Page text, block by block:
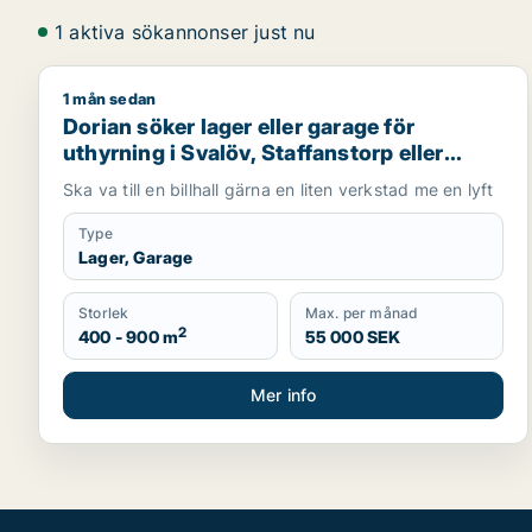
1 aktiva sökannonser just nu
Dorian söker lager eller garage för uthyrning i
1 mån sedan
Dorian söker lager eller garage för
uthyrning i Svalöv, Staffanstorp eller
Burlöv m.fl.
Ska va till en billhall gärna en liten verkstad me en lyft
Type
Lager, Garage
Storlek
400 - 900 m2
Max. per månad
55 000 SEK
Mer info